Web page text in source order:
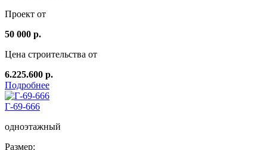
Проект от
50 000 р.
Цена строительства от
6.225.600 р.
Подробнее
Г-69-666
одноэтажный
Размер: